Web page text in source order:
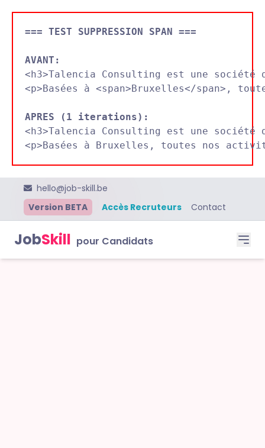
=== TEST SUPPRESSION SPAN ===
AVANT:
<h3>Talencia Consulting est une société
<p>Basées à <span>Bruxelles</span>,
APRES (1 iterations):
<h3>Talencia Consulting est une
hello@job-skill.be
Version BETA
Accès Recruteurs Contact
JobSkill pour Candidats